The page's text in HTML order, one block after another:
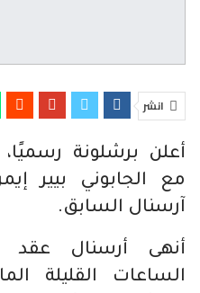
انشر
أعلن برشلونة رسميًا،
مع الجابوني بيير
آرسنال السابق.
أنهى أرسنال عقد
الساعات القليلة